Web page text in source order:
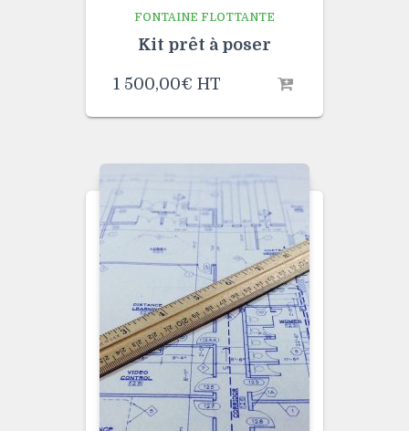
FONTAINE FLOTTANTE
Kit prêt à poser
1 500,00€ HT